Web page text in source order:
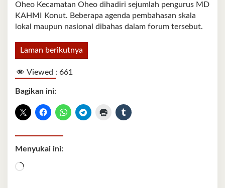
Oheo Kecamatan Oheo dihadiri sejumlah pengurus MD
KAHMI Konut. Beberapa agenda pembahasan skala
lokal maupun nasional dibahas dalam forum tersebut.
Laman berikutnya
Viewed : 661
Bagikan ini:
Menyukai ini:
Memuat...